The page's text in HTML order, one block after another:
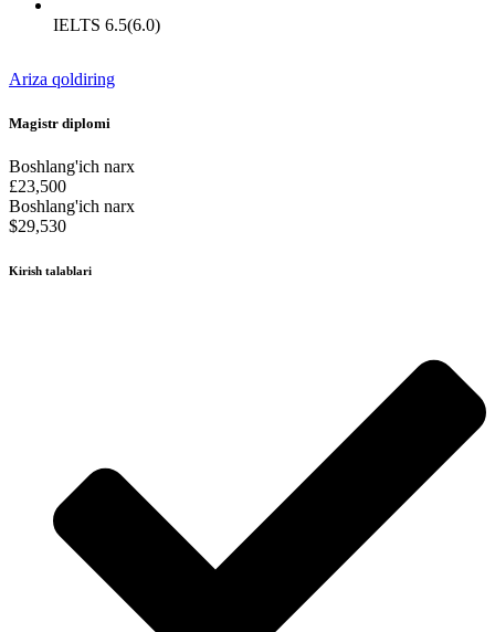
IELTS 6.5(6.0)
Ariza qoldiring
Magistr diplomi
Boshlang'ich narx
£23,500
Boshlang'ich narx
$29,530
Kirish talablari